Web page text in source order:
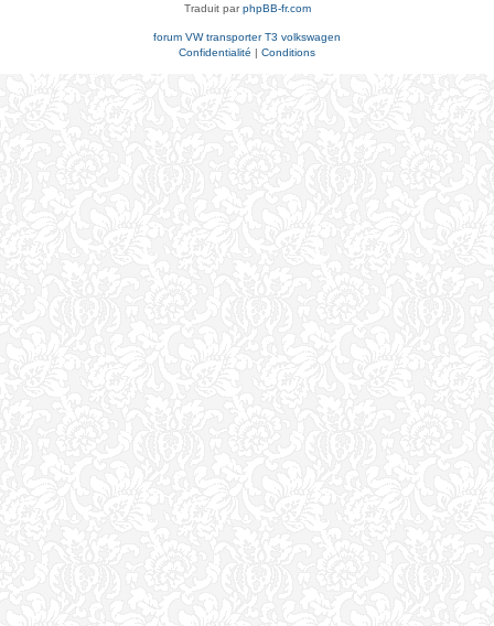
Traduit parphpBB-fr.com
forum VW transporter T3 volkswagen
Confidentialité | Conditions